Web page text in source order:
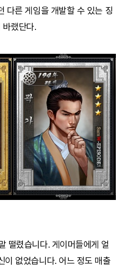
다른 게임을 개발할 수 있는 징
바랬단다.
떨렸습니다. 게이머들에게 얼
이 없었습니다. 어느 정도 매출